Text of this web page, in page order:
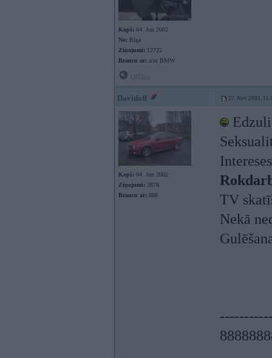
Kopš: 04. Jun 2002
No: Rīga
Ziņojumi: 12722
Braucu ar: a/m BMW
Davidoff 27. Nov 2003,
Kopš: 04. Jun 2002
Ziņojumi: 3878
Braucu ar: 888
Intereses
TV
Nekā